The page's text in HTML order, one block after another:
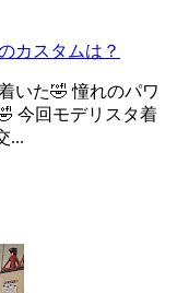
カスタムは？
いた🤣 憧れのパワ
今回モデリスタ着
...